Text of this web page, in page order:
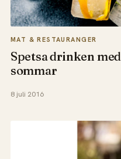
MAT & RESTAURANGER
Spetsa drinken
sommar
8 juli 2016